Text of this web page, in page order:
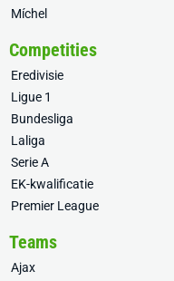
Míchel
Competities
Eredivisie
Ligue 1
Bundesliga
Laliga
Serie A
EK-kwalificatie
Premier League
Teams
Ajax